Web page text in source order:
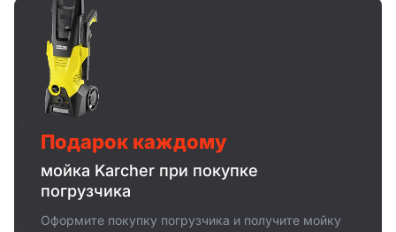
Подарок каждому
мойка Karcher при покупке
погрузчика
Оформите покупку погрузчика и получите мойку